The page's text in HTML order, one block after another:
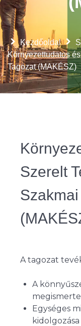
Kezdőoldal
Környezettudatos
Tagozat (MAKÉSZ)
Szerelt
A tagozat
A
Egységes